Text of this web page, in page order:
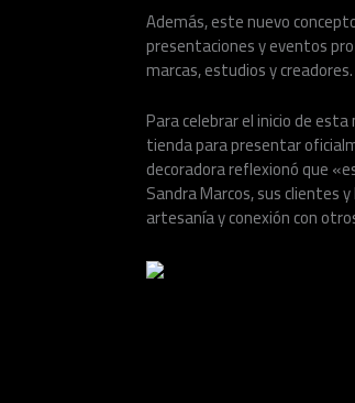
Además, este nuevo
presentaciones y eventos
marcas, estudios y creadores.
Para celebrar el inicio de
tienda para presentar
decoradora reflexionó que
Sandra Marcos, sus clientes
artesanía y conexión con